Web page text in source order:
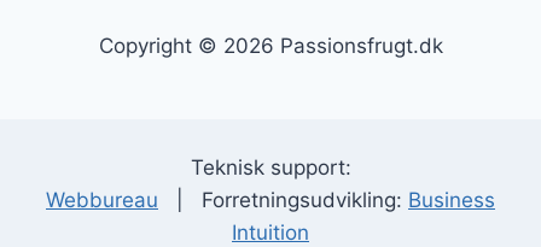
Copyright © 2026 Passionsfrugt.dk
Teknisk support:
Webbureau | Forretningsudvikling: Business
Intuition